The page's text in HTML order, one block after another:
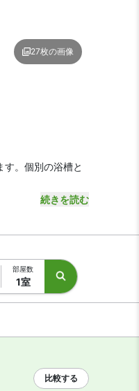
27枚の画像
。個別の浴槽と
続きを読む
部屋数
1室
比較する